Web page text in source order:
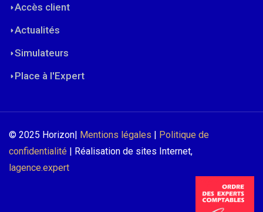
Accès client
Actualités
Simulateurs
Place à l'Expert
© 2025 Horizon| Mentions légales
Politique de
confidentialité | Réalisation de sites Internet,
lagence.expert